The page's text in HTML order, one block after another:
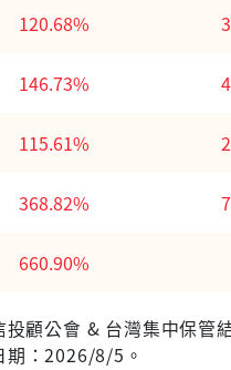
120.68%
146.73%
115.61%
368.82%
660.90%
顧公會 & 台灣集中保管
期：2026/8/5。